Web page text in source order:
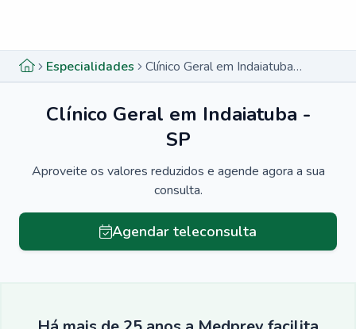
Especialidades Clínico Geral em Indaiatuba - SP
Clínico Geral em Indaiatuba -
SP
Aproveite os valores reduzidos e agende agora a sua
consulta.
Agendar teleconsulta